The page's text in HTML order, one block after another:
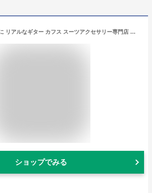
音楽好きさんに リアルなギター カフス スーツアクセサリー専門店 誕生日 プレゼント プチギフト おしゃれ カフスマニア
ショップでみる